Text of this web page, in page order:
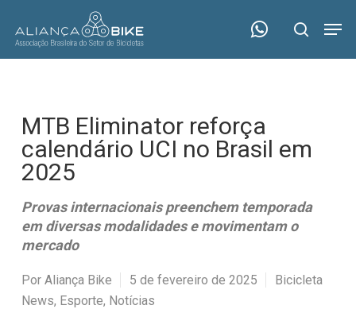
main
search
MTB Eliminator reforça
calendário UCI no Brasil em
2025
Provas internacionais preenchem temporada
em diversas modalidades e movimentam o
mercado
Por Aliança Bike 5 de fevereiro de 2025
Bicicleta
News, Esporte, Notícias